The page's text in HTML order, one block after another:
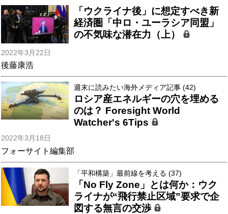
「ウクライナ後」に想定すべき新
経済圏「中ロ・ユーラシア同盟」
の不気味な潜在力（上）
2022年3月22日
後藤康浩
週末に読みたい海外メディア記事 (42)
ロシア産エネルギーの穴を埋める
のは？ Foresight World
Watcher's 6Tips
2022年3月18日
フォーサイト編集部
「平和構築」最前線を考える (37)
「No Fly Zone」とは何か：ウク
ライナが“飛行禁止区域”要求で企
図する無言の交渉